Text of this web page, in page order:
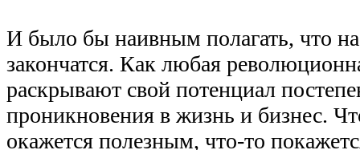
И было бы наивным полагать, что
закончатся. Как любая
раскрывают свой потенциал
проникновения в жизнь и бизнес.
окажется полезным, что-то